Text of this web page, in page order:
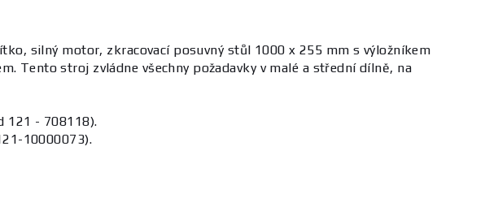
silný motor, zkracovací posuvný stůl 1000 x 255 mm s výložníkem
Tento stroj zvládne všechny požadavky v malé a střední dílně, na
121 - 708118).
10000073).